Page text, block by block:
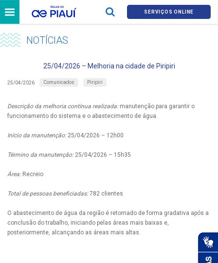
SERVIÇOS ONLINE
NOTÍCIAS
25/04/2026 – Melhoria na cidade de Piripiri
25/04/2026 Comunicados Piripiri
Descrição da melhoria contínua realizada:manutenção para garantir o
funcionamento do sistema e o abastecimento de água.
Início da manutenção:25/04/2026 – 12h00
Término da manutenção:25/04/2026 – 15h35
Área:Recreio
Total de pessoas beneficiadas:782 clientes
O abastecimento de água da região é retomado de forma gradativa após a
conclusão do trabalho, iniciando pelas áreas mais baixas e,
posteriormente, alcançando as áreas mais altas.